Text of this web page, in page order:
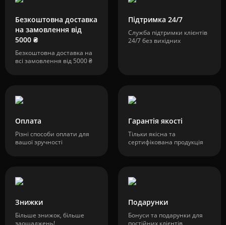
Безкоштовна доставка
на замовлення від
5000 ₴
Безкоштовна доставка на
всі замовлення від 5000 ₴
Підтримка 24/7
Служба підтримки клієнтів
24/7 без вихідних
Оплата
Різні способи оплати для
вашої зручності
Гарантія якості
Тільки якісна та
сертифікована продукція
Знижки
Більше знижок, більше
Подарунки
Бонуси та подарунки для